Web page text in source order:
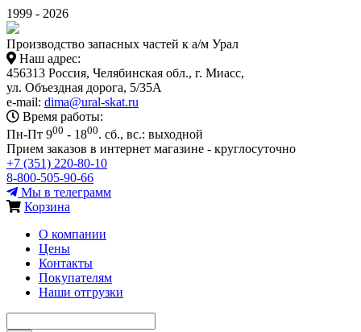
1999 - 2026
Производство запасных частей к а/м Урал
Наш адрес:
456313 Россия, Челябинская обл., г. Миасс,
ул. Объездная дорога, 5/35А
e-mail: dima@ural-skat.ru
Время работы:
Пн-Пт 900 - 1800. сб., вс.: выходной
Прием заказов в интернет магазине - круглосуточно
+7 (351) 220-80-10
8-800-505-90-66
Мы в телеграмм
Корзина
О компании
Цены
Контакты
Покупателям
Наши отгрузки